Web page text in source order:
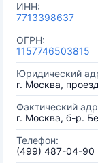
ИНН:
7713398637
ОГРН:
1157746503815
Юридический
г. Москва,
Фактический
г. Москва, б-р.
Телефон:
(499) 487-04-90